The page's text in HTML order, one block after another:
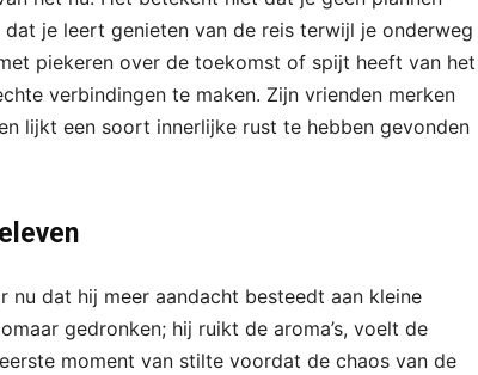
dat je leert genieten van de reis terwijl je onderweg
piekeren over de toekomst of spijt heeft van het
verbindingen te maken. Zijn vrienden merken
lijkt een soort innerlijke rust te hebben gevonden
nu dat hij meer aandacht besteedt aan kleine
gedronken; hij ruikt de aroma’s, voelt de
moment van stilte voordat de chaos van de